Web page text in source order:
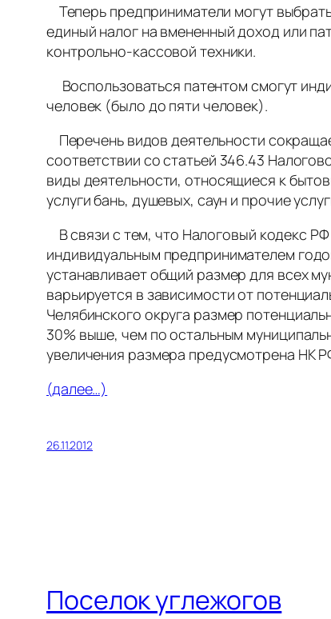
Теперь предприниматели могут
единый налог на вмененный доход или
контрольно-кассовой техники.
Воспользоваться патентом смогут
человек (было до пяти человек).
Перечень видов деятельности
соответствии со статьей 346.43
виды деятельности, относящиеся к
услуги бань, душевых, саун и прочие
В связи с тем, что Налоговый кодекс
индивидуальным предпринимателем
устанавливает общий размер для всех
варьируется в зависимости от
Челябинского округа размер
30% выше, чем по остальным
увеличения размера предусмотрена НК
(далее…)
26.11.2012
Поселок углежогов